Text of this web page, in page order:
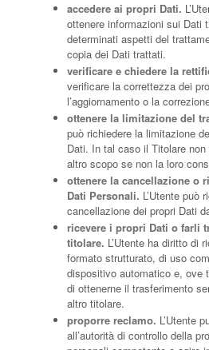
accedere ai propri Dati.
ottenere informazioni sui Dati
determinati aspetti del
copia dei Dati trattati.
verificare e chiedere la
verificare la correttezza dei
l’aggiornamento o la
ottenere la limitazione del
può richiedere la limitazione
Dati. In tal caso il Titolare
altro scopo se non la loro
ottenere la cancellazione o
Dati Personali. L’Utente può
cancellazione dei propri Dati
ricevere i propri Dati o farli
titolare. L’Utente ha diritto di
formato strutturato, di uso
dispositivo automatico e, ove
di ottenerne il trasferimento
altro titolare.
proporre reclamo. L’Utente
all’autorità di controllo della